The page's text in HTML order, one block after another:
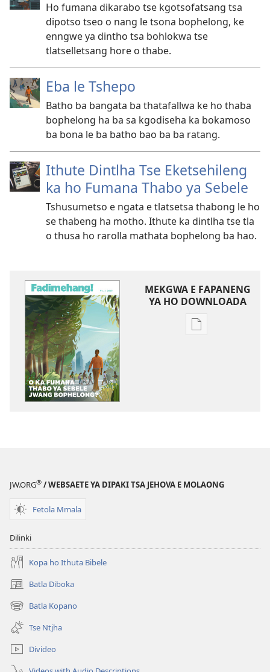
Ho fumana dikarabo tse kgotsofatsang tsa
dipotso tseo o nang le tsona bophelong, ke
enngwe ya dintho tsa bohlokwa tse
tlatselletsang hore o thabe.
Eba le Tshepo
Batho ba bangata ba thatafallwa ke ho thaba
bophelong ha ba sa kgodiseha ka bokamoso
ba bona le ba batho bao ba ba ratang.
Ithute Dintlha Tse Eketsehileng
ka ho Fumana Thabo ya Sebele
Tshusumetso e ngata e tlatsetsa thabong le ho
se thabeng ha motho. Ithute ka dintlha tse tla
o thusa ho rarolla mathata bophelong ba hao.
MEKGWA E FAPANENG
YA HO DOWNLOADA
Mekgwa
Fumana
Jwang
JW.ORG® / WEBSAETE YA DIPAKI TSA JEHOVA E MOLAONG
Fetola Mmala
Dilinki
Kopa ho Ithuta Bibele
Batla Diboka
(opens
new
window)
Batla Kopano
(opens
new
window)
Tse Ntjha
Divideo